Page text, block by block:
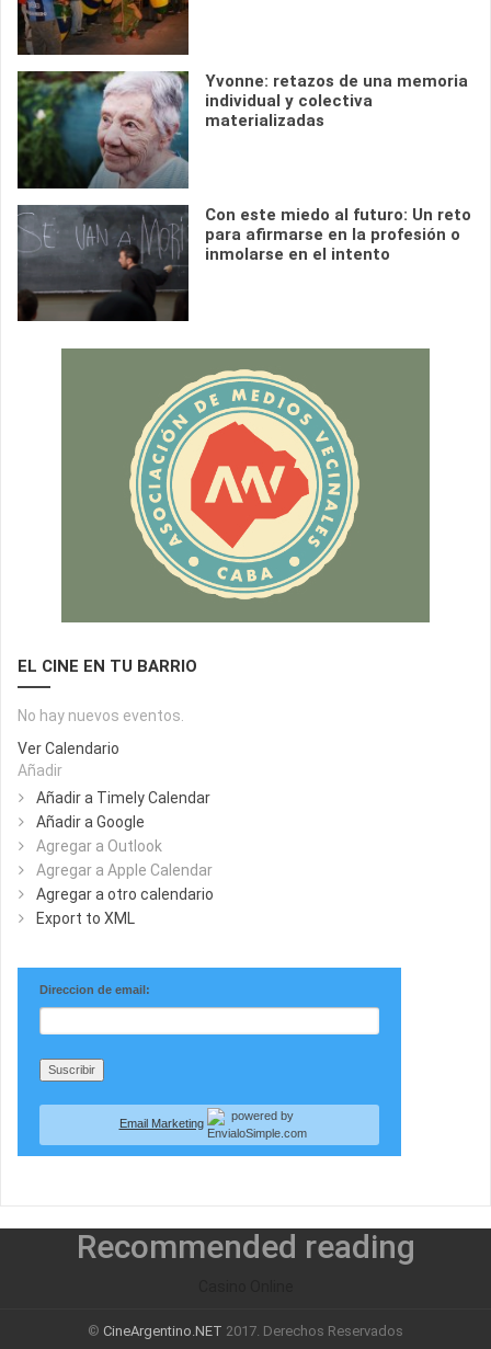
Yvonne: retazos de una memoria
individual y colectiva
materializadas
Con este miedo al futuro: Un reto
para afirmarse en la profesión o
inmolarse en el intento
EL CINE EN TU BARRIO
No hay nuevos eventos.
Ver Calendario
Añadir
Añadir a Timely Calendar
Añadir a Google
Agregar a Outlook
Agregar a Apple Calendar
Agregar a otro calendario
Export to XML
Direccion de email:
Email Marketing
Recommended reading
© CineArgentino.NET 2017. Derechos Reservados